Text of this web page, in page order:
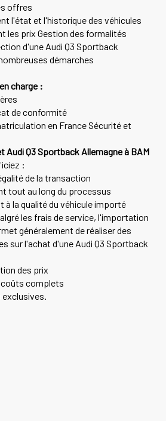
offres
l'état et l'historique des véhicules
les prix Gestion des formalités
d'une Audi Q3 Sportback
démarches
charge :
de conformité
en France Sécurité et
Q3 Sportback Allemagne à BAM
:
de la transaction
tout au long du processus
à la qualité du véhicule importé
les frais de service, l'importation
généralement de réaliser des
sur l'achat d'une Audi Q3 Sportback
des prix
complets